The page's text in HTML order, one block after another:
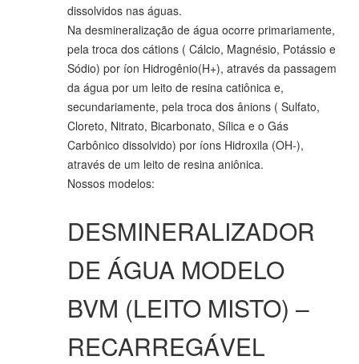
dissolvidos nas águas.
Na desmineralização de água ocorre primariamente,
pela troca dos cátions ( Cálcio, Magnésio, Potássio e
Sódio) por íon Hidrogênio(H+), através da passagem
da água por um leito de resina catiônica e,
secundariamente, pela troca dos ânions ( Sulfato,
Cloreto, Nitrato, Bicarbonato, Sílica e o Gás
Carbônico dissolvido) por íons Hidroxila (OH-),
através de um leito de resina aniônica.
Nossos modelos:
DESMINERALIZADOR
DE ÁGUA MODELO
BVM (LEITO MISTO) –
RECARREGÁVEL